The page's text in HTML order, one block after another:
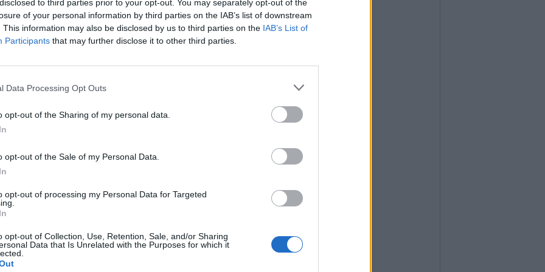
to third parties prior to your opt-out. You may separately opt-out of the
of your personal information by third parties on the IAB’s list of downstream
This information may also be disclosed by us to third parties on the IAB’s List of
Participants that may further disclose it to other third parties.
Data Processing Opt Outs
opt-out of the Sharing of my personal data.
opt-out of the Sale of my Personal Data.
opt-out of processing my Personal Data for Targeted
opt-out of Collection, Use, Retention, Sale, and/or Sharing
Data that Is Unrelated with the Purposes for which it
Comando provinciale deiVigili del Fuoco
ha richiesto l’interventodell’elicottero
del Fuoco che ha sede a Malpensa.
l’escursionista e il suo cane,
di entrambimediante il velivolo. Una volta
e animale sono stati trasportati a valle e
si è concluso positivamente
Via Confalonieri, 5
Castronno
diagosto